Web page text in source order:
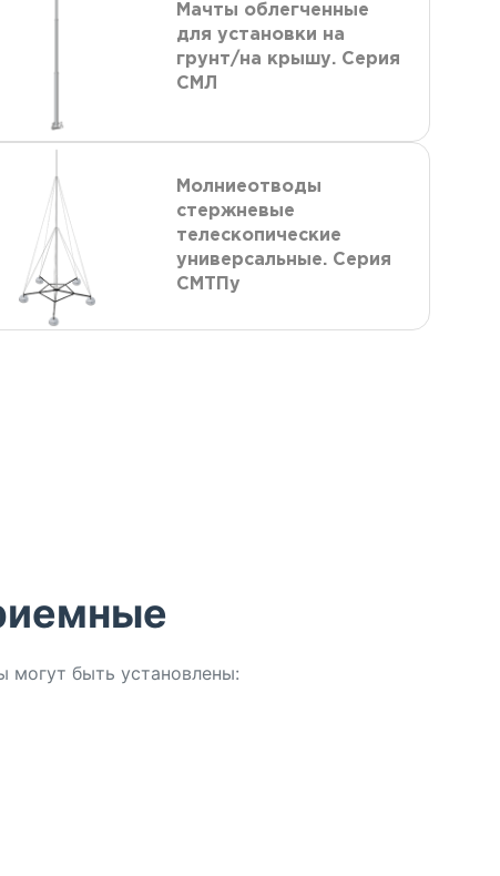
Мачты облегченные
для установки на
грунт/на крышу. Серия
СМЛ
Молниеотводы
стержневые
телескопические
универсальные. Серия
СМТПу
быть установлены: